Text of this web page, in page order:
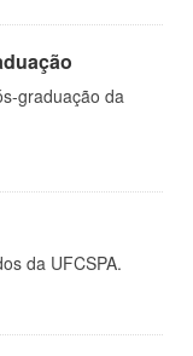
graduação da
da UFCSPA.